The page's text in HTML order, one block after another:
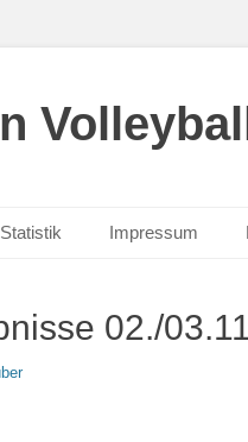
Statistik Impressum
02./